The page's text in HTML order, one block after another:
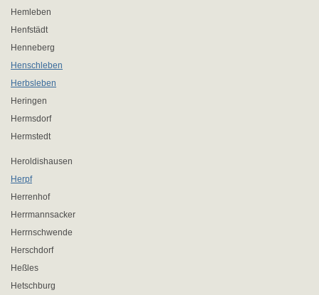
Hemleben
Henfstädt
Henneberg
Henschleben
Herbsleben
Heringen
Hermsdorf
Hermstedt
Heroldishausen
Herpf
Herrenhof
Herrmannsacker
Herrnschwende
Herschdorf
Heßles
Hetschburg